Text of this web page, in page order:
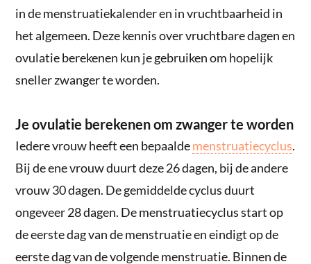
in de menstruatiekalender en in vruchtbaarheid in
het algemeen. Deze kennis over vruchtbare dagen en
ovulatie berekenen kun je gebruiken om hopelijk
sneller zwanger te worden.
Je ovulatie berekenen om zwanger te worden
Iedere vrouw heeft een bepaaldemenstruatiecyclus.
Bij de ene vrouw duurt deze 26 dagen, bij de andere
vrouw 30 dagen. De gemiddelde cyclus duurt
ongeveer 28 dagen. De menstruatiecyclus start op
de eerste dag van de menstruatie en eindigt op de
eerste dag van de volgende menstruatie. Binnen de